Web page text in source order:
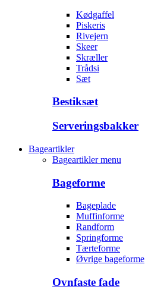
Kødgaffel
Piskeris
Rivejern
Skeer
Skræller
Trådsi
Sæt
Bestiksæt
Serveringsbakker
Bageartikler
Bageartikler menu
Bageforme
Bageplade
Muffinforme
Randform
Springforme
Tærteforme
Øvrige bageforme
Ovnfaste fade